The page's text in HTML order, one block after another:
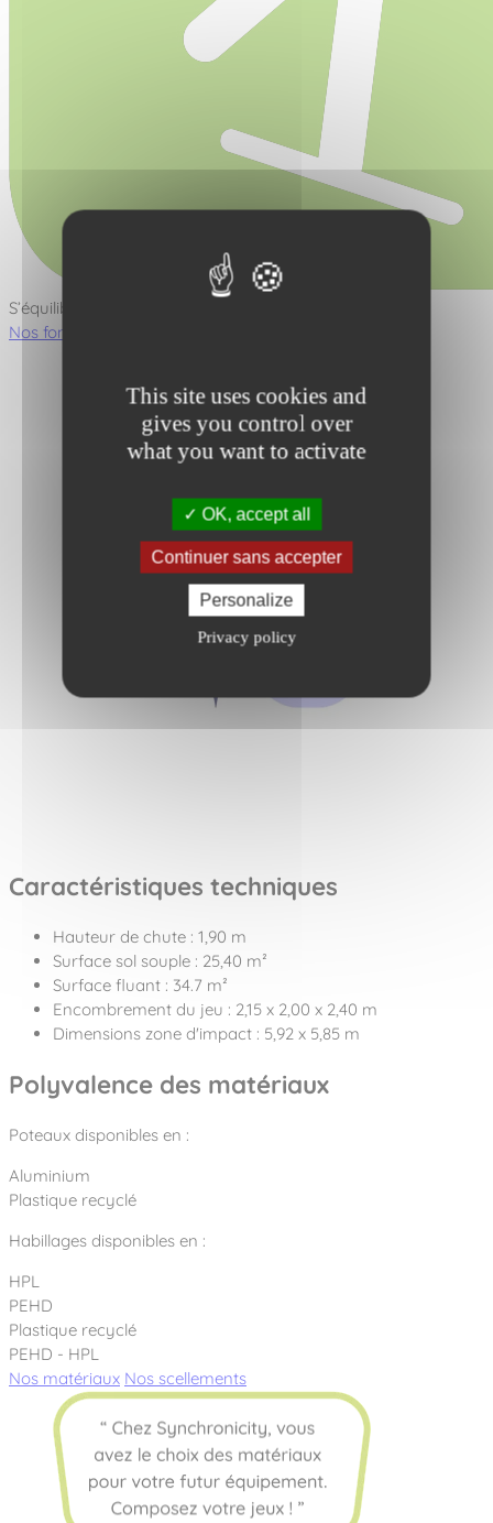
This site uses cookies and
gives you control over
what you want to activate
OK, accept all
Continuer sans accepter
Personalize
Privacy policy
S’équilibrer
Nos fonctions ludiques
Caractéristiques techniques
Hauteur de chute : 1,90 m
Surface sol souple : 25,40 m²
Surface fluant : 34.7 m²
Encombrement du jeu : 2,15 x 2,00 x 2,40 m
Dimensions zone d'impact : 5,92 x 5,85 m
Polyvalence des matériaux
Poteaux disponibles en :
Aluminium
Plastique recyclé
Habillages disponibles en :
HPL
PEHD
Plastique recyclé
PEHD - HPL
Nos matériaux Nos scellements